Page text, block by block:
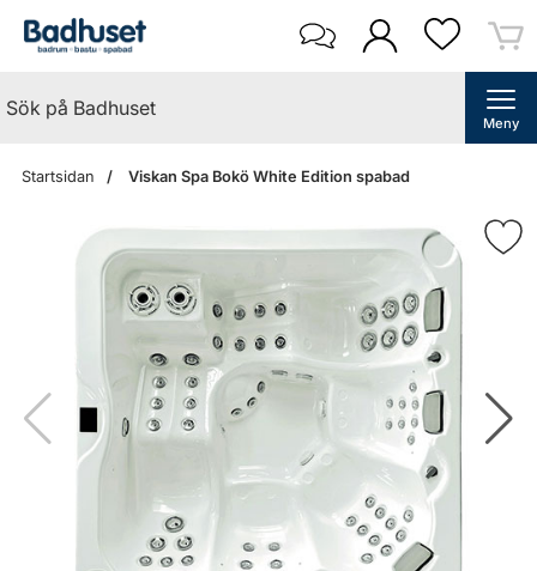
Meny
Startsidan Viskan Spa Bokö White Edition spabad